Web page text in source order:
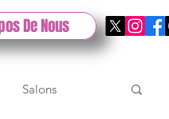
De Nous
Salons